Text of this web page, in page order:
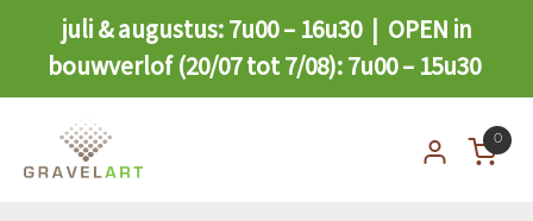
juli & augustus: 7u00 – 16u30 | OPEN in
bouwverlof (20/07 tot 7/08): 7u00 – 15u30
0